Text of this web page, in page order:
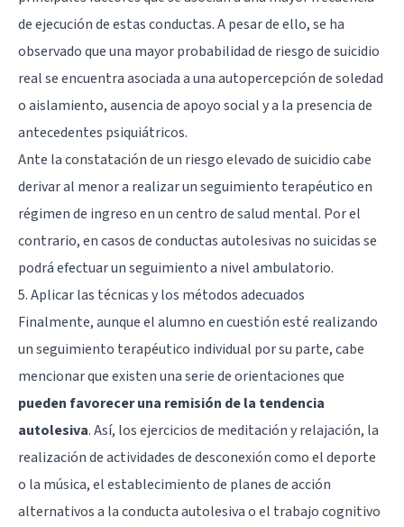
de ejecución de estas conductas. A pesar de ello, se ha
observado que una mayor probabilidad de riesgo de suicidio
real se encuentra asociada a una autopercepción de soledad
o aislamiento, ausencia de apoyo social y a la presencia de
antecedentes psiquiátricos.
Ante la constatación de un riesgo elevado de suicidio cabe
derivar al menor a realizar un seguimiento terapéutico en
régimen de ingreso en un centro de salud mental. Por el
contrario, en casos de conductas autolesivas no suicidas se
podrá efectuar un seguimiento a nivel ambulatorio.
5. Aplicar las técnicas y los métodos adecuados
Finalmente, aunque el alumno en cuestión esté realizando
un seguimiento terapéutico individual por su parte, cabe
mencionar que existen una serie de orientaciones que
pueden favorecer una remisión de la tendencia
autolesiva. Así, los ejercicios de meditación y relajación, la
realización de actividades de desconexión como el deporte
o la música, el establecimiento de planes de acción
alternativos a la conducta autolesiva o el trabajo cognitivo